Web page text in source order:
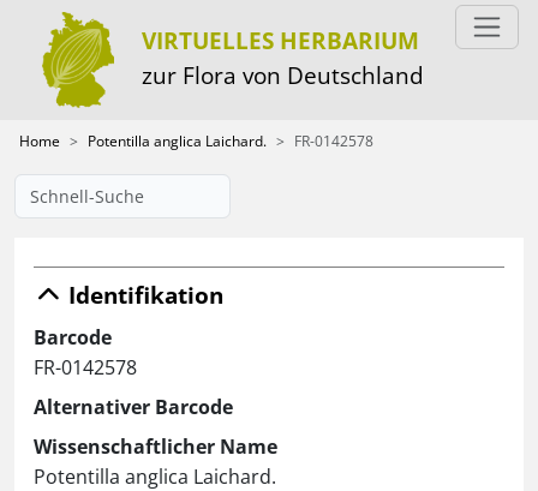
VIRTUELLES HERBARIUM
zur Flora von Deutschland
Home Potentilla anglica Laichard. FR-0142578
Identifikation
Barcode
FR-0142578
Alternativer Barcode
Wissenschaftlicher Name
Potentilla anglica Laichard.